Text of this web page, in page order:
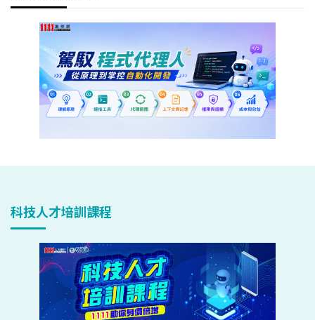
科技人才培訓課程